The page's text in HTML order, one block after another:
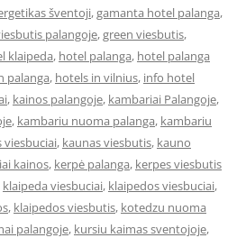
šventoji,gamanta hotel palanga,
palangoje,green viesbutis,
klaipeda, hotel palanga, hotel palanga
palanga, hotels in vilnius, info hotel
, kainos palangoje, kambariai Palangoje,
, kambariu nuoma palanga, kambariu
viesbuciai, kaunas viesbutis, kauno
kainos, kerpė palanga, kerpes viesbutis
klaipeda viesbuciai, klaipedos viesbuciai,
, klaipedos viesbutis, kotedzu nuoma
palangoje, kursiu kaimas sventojoje,